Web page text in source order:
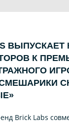
К
Brick Labs